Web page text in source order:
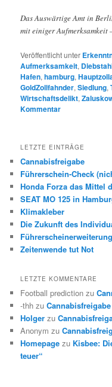
Das Auswärtige Amt in
mit einiger Aufmerksamkeit
Veröffentlicht unter
Aufmerksamkeit,
Hafen,hamburg,
GoldZollfahnder,Siedlung,
Wirtschaftsdelikt,
Kommentar
LETZTE EINTRÄGE
Cannabisfreigabe
Führerschein-Check
Honda Forza das Mittel
SEAT MO 125 in
Klimakleber
Die Zukunft des
Zeitenwende tut Not
LETZTE KOMMENTARE
Football prediction zu
-thh zuCannabisfreigabe
Holger zu
Anonym zu
Homepage zu Kisbee:
teuer“